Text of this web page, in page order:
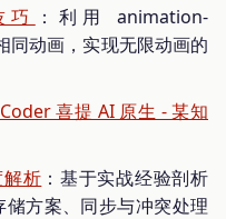
巧
：利用 animation-
动画，实现无限动画的
喜提 AI 原生 - 某知
析 ：基于实战经验剖析
方案、同步与冲突处理